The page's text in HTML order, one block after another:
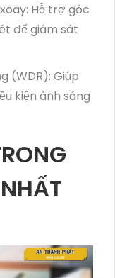
Hỗ trợ góc
để giám sát
(WDR): Giúp
kiện ánh sáng